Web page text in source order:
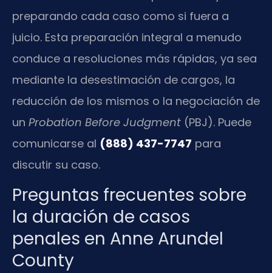
preparando cada caso como si fuera a
juicio. Esta preparación integral a menudo
conduce a resoluciones más rápidas, ya sea
mediante la desestimación de cargos, la
reducción de los mismos o la negociación de
un Probation Before Judgment (PBJ). Puede
comunicarse al (888) 437-7747 para
discutir su caso.
Preguntas frecuentes sobre
la duración de casos
penales en Anne Arundel
County